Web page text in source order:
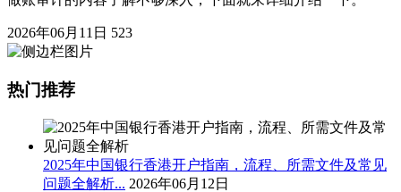
2026年06月11日 523
热门推荐
2025年中国银行香港开户指南，流程、所需文件及常见
问题全解析... 2026年06月12日